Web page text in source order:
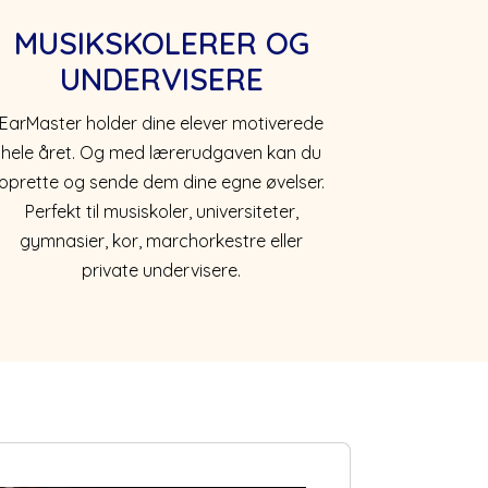
MUSIKSKOLERER OG
UNDERVISERE
EarMaster holder dine elever motiverede
hele året. Og med lærerudgaven kan du
oprette og sende dem dine egne øvelser.
Perfekt til musiskoler, universiteter,
gymnasier, kor, marchorkestre eller
private undervisere.